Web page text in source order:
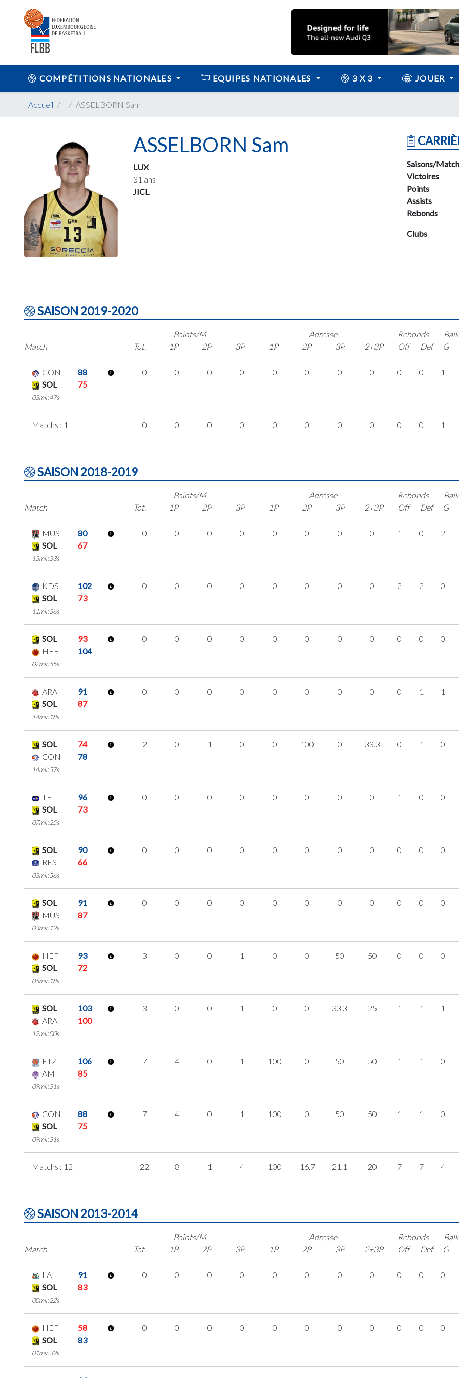
COMPÉTITIONS NATIONALES EQUIPES NATIONALES 3 X 3 JOUER
Accueil ASSELBORN Sam
ASSELBORN Sam
LUX
31 ans
JICL
Saisons/
Victoires
Points
Assists
Rebonds
Clubs
SAISON 2019-2020
Match
Points/M
Tot.
1P 2P 3P
Adresse
1P
2P 3P 2+3P
Rebonds
Off
Def
G
CON
88
SOL
75
03min47s
0 0 0 0 0 0 0 0 0 0 1
Matchs : 1 0 0 0 0 0 0 0 0 0 0 1
SAISON 2018-2019
Match
Points/M
Tot.
1P 2P 3P
Adresse
1P
2P 3P 2+3P
Rebonds
Off
Def
G
MUS
80
SOL
67
13min33s
0 0 0 0 0 0 0 0 1 0 2
KDS
102
SOL
73
11min36s
0 0 0 0 0 0 0 0 2 2 0
SOL
93
HEF
104
02min55s
0 0 0 0 0 0 0 0 0 0 0
ARA
91
SOL
87
14min18s
0 0 0 0 0 0 0 0 0 1 1
SOL
74
CON
78
14min57s
2 0 1 0 0 100 0 33.3 0 1 0
TEL
96
SOL
73
07min25s
0 0 0 0 0 0 0 0 1 0 0
SOL
90
RES
66
03min56s
0 0 0 0 0 0 0 0 0 0 0
SOL
91
MUS
87
03min12s
0 0 0 0 0 0 0 0 0 0 0
HEF
93
SOL
72
05min18s
3 0 0 1 0 0 50 50 0 0 0
SOL
103
ARA
100
12min00s
3 0 0 1 0 0 33.3 25 1 1 1
ETZ
106
AMI
85
09min31s
7 4 0 1 100 0 50 50 1 1 0
CON
88
SOL
75
09min31s
7 4 0 1 100 0 50 50 1 1 0
Matchs : 12 22 8 1 4 100 16.7 21.1 20 7 7 4
SAISON 2013-2014
Match
Points/M
Tot.
1P 2P 3P
Adresse
1P
2P 3P 2+3P
Rebonds
Off
Def
G
LAL
91
SOL
83
00min22s
0 0 0 0 0 0 0 0 0 0 0
HEF
58
SOL
83
01min32s
0 0 0 0 0 0 0 0 0 0 0